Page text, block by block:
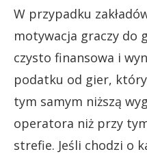
W przypadku
motywacja graczy do
czysto finansowa i
podatku od gier,
tym samym niższą
operatora niż przy
strefie. Jeśli chodzi o